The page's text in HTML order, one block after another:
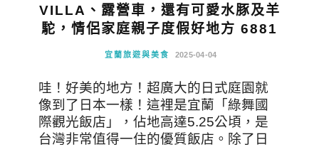
VILLA、露營車，還有可愛水豚及羊
駝，情侶家庭親子度假好地方 6881
宜蘭旅遊與美食 2025-04-04
哇！好美的地方！超廣大的日式庭園就
像到了日本一樣！這裡是宜蘭「綠舞國
際觀光飯店」，佔地高達5.25公頃，是
台灣非常值得一住的優質飯店。除了日